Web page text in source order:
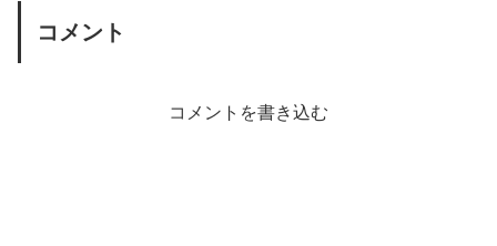
コメント
コメントを書き込む